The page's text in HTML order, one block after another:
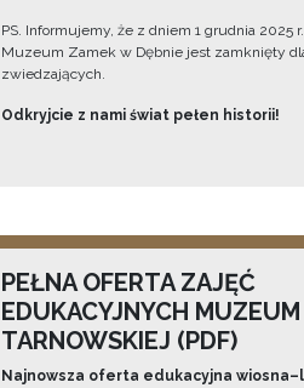
PS. Informujemy, że z dniem 1 grudnia 2025
Muzeum Zamek w Dębnie jest zamknięty
zwiedzających.
Odkryjcie z nami świat pełen historii!
PEŁNA OFERTA ZAJĘĆ
EDUKACYJNYCH
TARNOWSKIEJ (PDF)
Najnowsza oferta edukacyjna